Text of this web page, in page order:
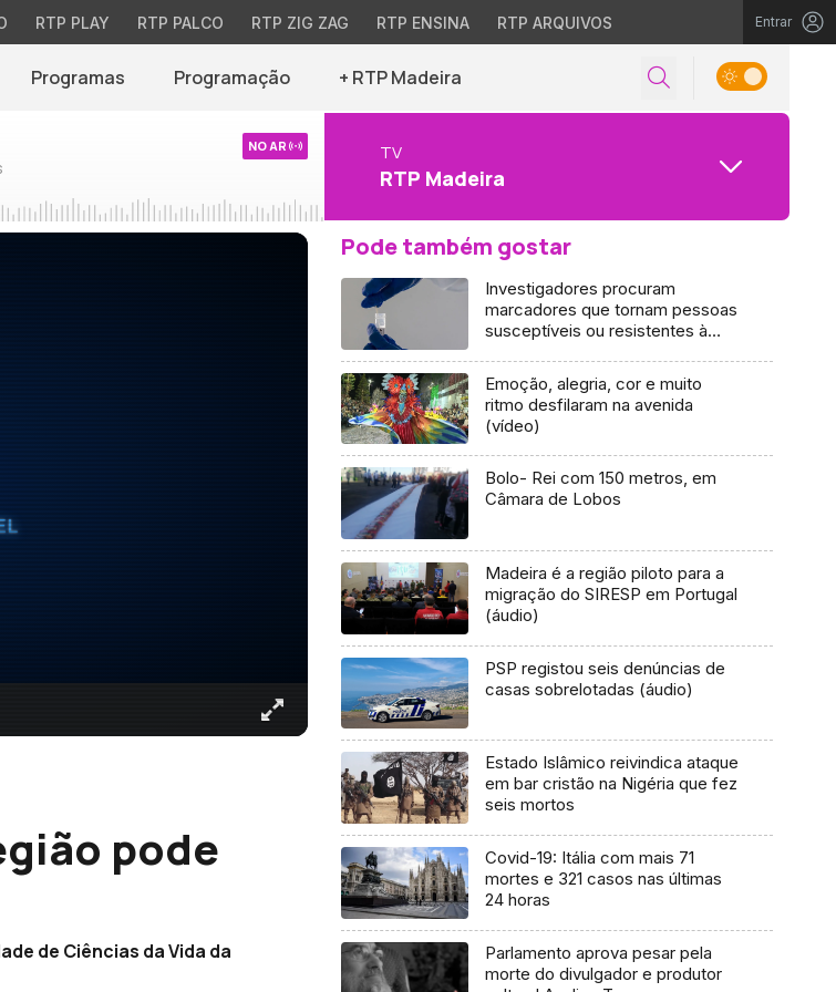
RTP PLAY RTP PALCO RTP ZIG ZAG RTP ENSINA RTP ARQUIVOS Entrar
Programas Programação + RTP Madeira
NO AR TV
RTP Madeira
pode
de Ciências da Vida da
Pode também gostar
Investigadores procuram
marcadores que tornam pessoas
susceptíveis ou resistentes à
Emoção, alegria, cor e muito
ritmo desfilaram na avenida
(vídeo)
Bolo- Rei com 150 metros, em
Câmara de Lobos
Madeira é a região piloto para a
migração do SIRESP em Portugal
(áudio)
PSP registou seis denúncias de
casas sobrelotadas (áudio)
Estado Islâmico reivindica ataque
em bar cristão na Nigéria que fez
seis mortos
Covid-19: Itália com mais 71
mortes e 321 casos nas últimas
24 horas
Parlamento aprova pesar pela
morte do divulgador e produtor